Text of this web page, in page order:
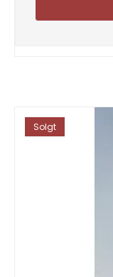
Solgt